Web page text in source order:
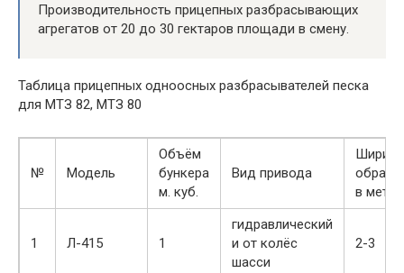
Производительность прицепных разбрасывающих
агрегатов от 20 до 30 гектаров площади в смену.
Таблица прицепных одноосных разбрасывателей песка
для МТЗ 82, МТЗ 80
№ Модель
Объём
бункера
м. куб.
Вид привода
Ширина
в
1 Л-415 1
гидравлический
и от колёс
шасси
2-3